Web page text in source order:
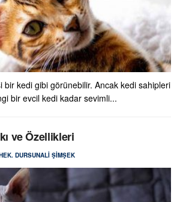
bir kedi gibi görünebilir. Ancak kedi sahipleri
bir evcil kedi kadar sevimli...
ve Özellikleri
DURSUNALI ŞIMŞEK